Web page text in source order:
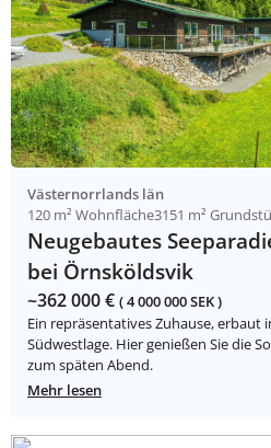
Västernorrlands län
120 m² Wohnfläche3151 m²
Neugebautes
bei Örnsköldsvik
~362 000 € ( 4 000 000 SEK )
Ein repräsentatives Zuhause, erbaut
Südwestlage. Hier genießen Sie die
zum späten Abend.
Mehr lesen